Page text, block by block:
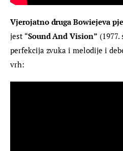
Vjerojatno druga Bowiejeva
jest “Sound And Vision” (1977.
perfekcija zvuka i melodije i
vrh: